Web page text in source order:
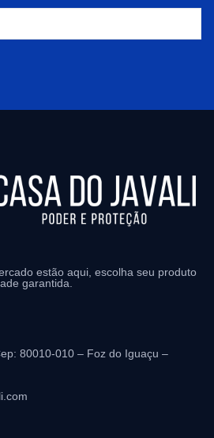
estão aqui, escolha seu produto
garantida.
80010-010 – Foz do Iguaçu –